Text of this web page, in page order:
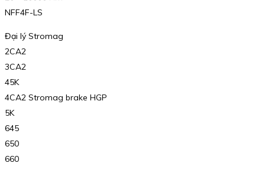
NFF4F-LS
Đại lý Stromag
2CA2
3CA2
45K
4CA2 Stromag brake HGP
5K
645
650
660